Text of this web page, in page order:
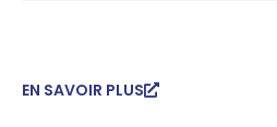
EN SAVOIR PLUS